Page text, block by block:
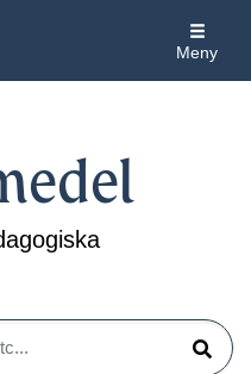
Meny
Sök